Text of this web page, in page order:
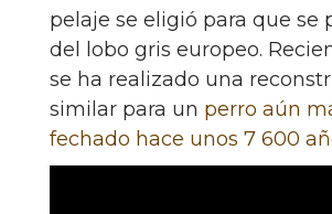
pelaje se eligió para que se
del lobo gris europeo.
se ha realizado una
similar para un perro aún
fechado hace unos 7 600